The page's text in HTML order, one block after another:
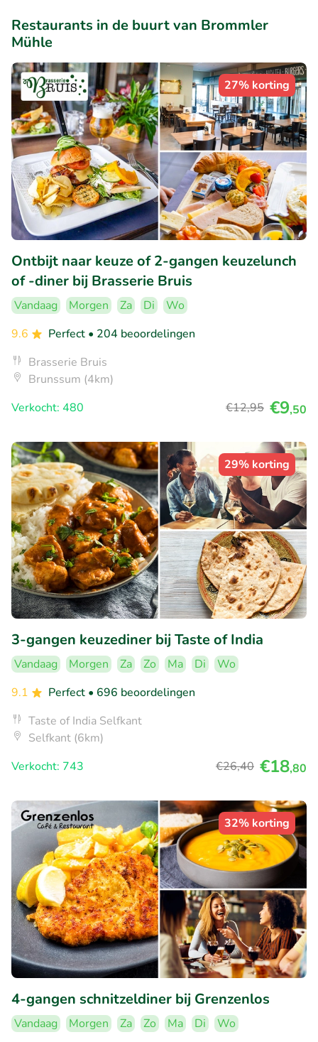
Restaurants in de buurt van Brommler
Mühle
27% korting
Ontbijt naar keuze of 2-gangen keuzelunch
of -diner bij Brasserie Bruis
Vandaag Morgen Za Di
Wo
9.6
Perfect • 204 beoordelingen
Brasserie Bruis
Brunssum (4km)
Verkocht: 480
€12,95 €9,50
29% korting
3-gangen keuzediner bij Taste of India
Vandaag Morgen Za Zo Ma Di
Wo
9.1
Perfect • 696 beoordelingen
Taste of India Selfkant
Selfkant (6km)
Verkocht: 743
€26,40 €18,80
32% korting
4-gangen schnitzeldiner bij Grenzenlos
Vandaag Morgen Za Zo Ma Di
Wo